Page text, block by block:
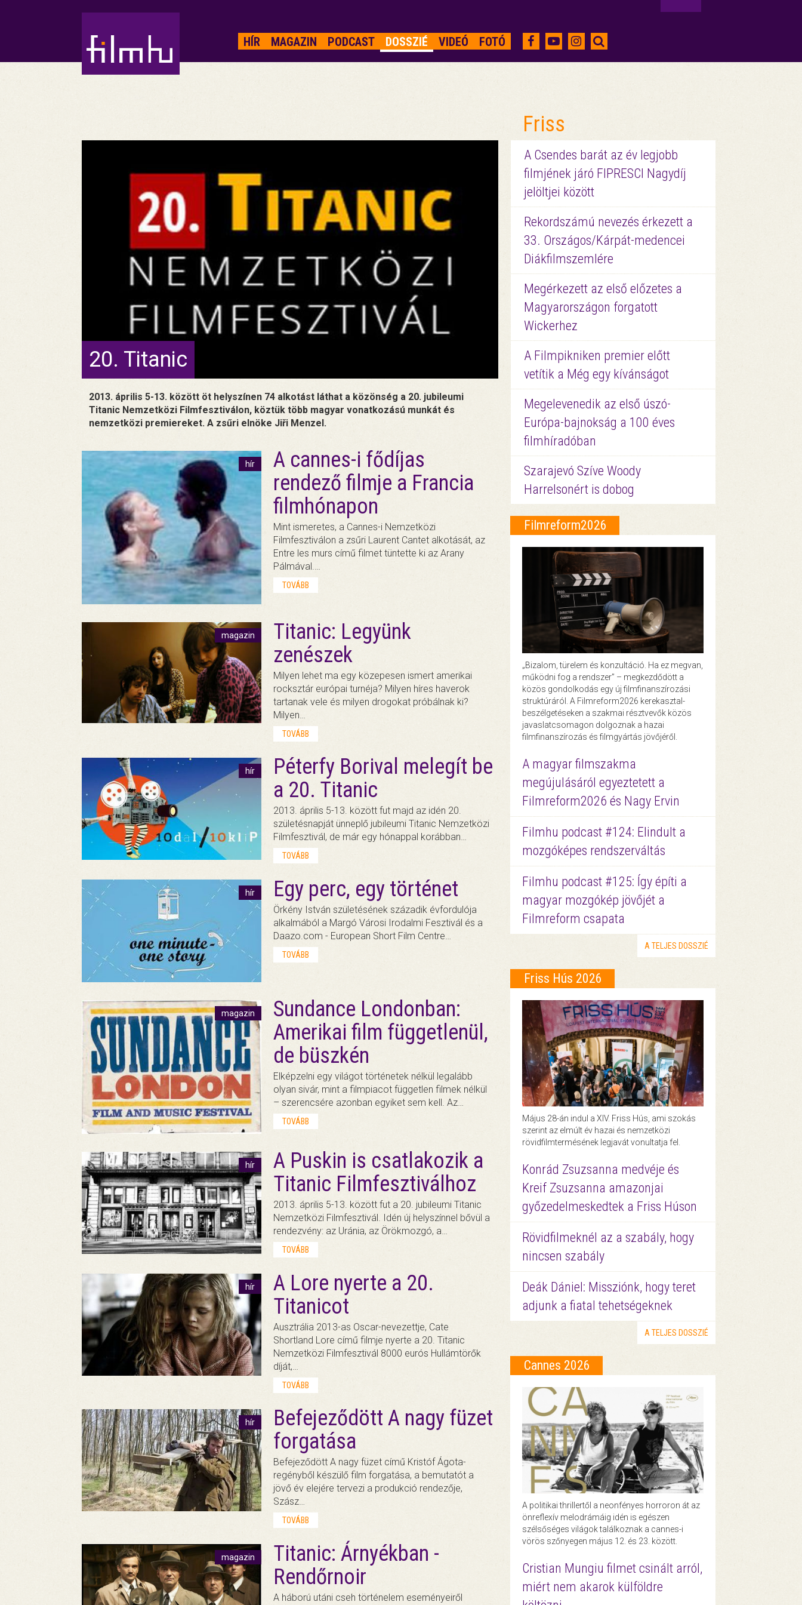
HÍR MAGAZIN PODCAST DOSSZIÉ VIDEÓ FOTÓ
20. Titanic
2013. április 5-13. között öt helyszínen 74 alkotást láthat a közönség a 20. jubileumi
Titanic Nemzetközi Filmfesztiválon, köztük több magyar vonatkozású munkát és
nemzetközi premiereket. A zsűri elnöke Jiři Menzel.
hír
A cannes-i fődíjas
rendező filmje a Francia
filmhónapon
Mint ismeretes, a Cannes-i Nemzetközi
Filmfesztiválon a zsűri Laurent Cantet alkotását, az
Entre les murs című filmet tüntette ki az Arany
Pálmával.…
TOVÁBB
magazin
Titanic: Legyünk
zenészek
Milyen lehet ma egy közepesen ismert amerikai
rocksztár európai turnéja? Milyen híres haverok
tartanak vele és milyen drogokat próbálnak ki?
Milyen…
TOVÁBB
hír
Péterfy Borival melegít be
a 20. Titanic
2013. április 5-13. között fut majd az idén 20.
születésnapját ünneplő jubileumi Titanic Nemzetközi
Filmfesztivál, de már egy hónappal korábban…
TOVÁBB
hír Egy perc, egy történet
Örkény István születésének századik évfordulója
alkalmából a Margó Városi Irodalmi Fesztivál és a
Daazo.com - European Short Film Centre…
TOVÁBB
magazin
Sundance Londonban:
Amerikai film függetlenül,
de büszkén
Elképzelni egy világot történetek nélkül legalább
olyan sivár, mint a filmpiacot független filmek nélkül
– szerencsére azonban egyiket sem kell. Az…
TOVÁBB
hír
A Puskin is csatlakozik a
Titanic Filmfesztiválhoz
2013. április 5-13. között fut a 20. jubileumi Titanic
Nemzetközi Filmfesztivál. Idén új helyszínnel bővül a
rendezvény: az Uránia, az Örökmozgó, a…
TOVÁBB
hír
A Lore nyerte a 20.
Titanicot
Ausztrália 2013-as Oscar-nevezettje, Cate
Shortland Lore című filmje nyerte a 20. Titanic
Nemzetközi Filmfesztivál 8000 eurós Hullámtörők
díját,…
TOVÁBB
hír
Befejeződött A nagy füzet
forgatása
Befejeződött A nagy füzet című Kristóf Ágota-
regényből készülő film forgatása, a bemutatót a
jövő év elejére tervezi a produkció rendezője,
Szász…
TOVÁBB
magazin
Titanic: Árnyékban -
Rendőrnoir
A háború utáni cseh történelem eseményeiről
Friss
A Csendes barát az év legjobb
filmjének járó FIPRESCI Nagydíj
jelöltjei között
Rekordszámú nevezés érkezett a
33. Országos/Kárpát-medencei
Diákfilmszemlére
Megérkezett az első előzetes a
Magyarországon forgatott
Wickerhez
A Filmpikniken premier előtt
vetítik a Még egy kívánságot
Megelevenedik az első úszó-
Európa-bajnokság a 100 éves
filmhíradóban
Szarajevó Szíve Woody
Harrelsonért is dobog
Filmreform2026
„Bizalom, türelem és konzultáció. Ha ez megvan,
működni fog a rendszer” – megkezdődött a
közös gondolkodás egy új filmfinanszírozási
struktúráról. A Filmreform2026 kerekasztal-
beszélgetéseken a szakmai résztvevők közös
javaslatcsomagon dolgoznak a hazai
filmfinanszírozás és filmgyártás jövőjéről.
A magyar filmszakma
megújulásáról egyeztetett a
Filmreform2026 és Nagy Ervin
Filmhu podcast #124: Elindult a
mozgóképes rendszerváltás
Filmhu podcast #125: Így építi a
magyar mozgókép jövőjét a
Filmreform csapata
A TELJES DOSSZIÉ
Friss Hús 2026
Május 28-án indul a XIV. Friss Hús, ami szokás
szerint az elmúlt év hazai és nemzetközi
rövidfilmtermésének legjavát vonultatja fel.
Konrád Zsuzsanna medvéje és
Kreif Zsuzsanna amazonjai
győzedelmeskedtek a Friss Húson
Rövidfilmeknél az a szabály, hogy
nincsen szabály
Deák Dániel: Missziónk, hogy teret
adjunk a fiatal tehetségeknek
A TELJES DOSSZIÉ
Cannes 2026
A politikai thrillertől a neonfényes horroron át az
önreflexív melodrámáig idén is egészen
szélsőséges világok találkoznak a cannes-i
vörös szőnyegen május 12. és 23. között.
Cristian Mungiu filmet csinált arról,
miért nem akarok külföldre